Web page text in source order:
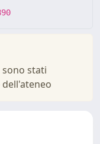
stati